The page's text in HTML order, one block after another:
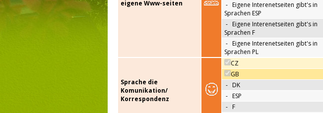
eigene Www-seiten
- Eigene Interenetseiten gibt's in
Sprachen ESP
- Eigene Interenetseiten gibt's in
Sprachen F
- Eigene Interenetseiten gibt's in
Sprachen PL
Sprache die
Komunikation/
Korrespondenz
CZ
GB
- DK
- ESP
- F